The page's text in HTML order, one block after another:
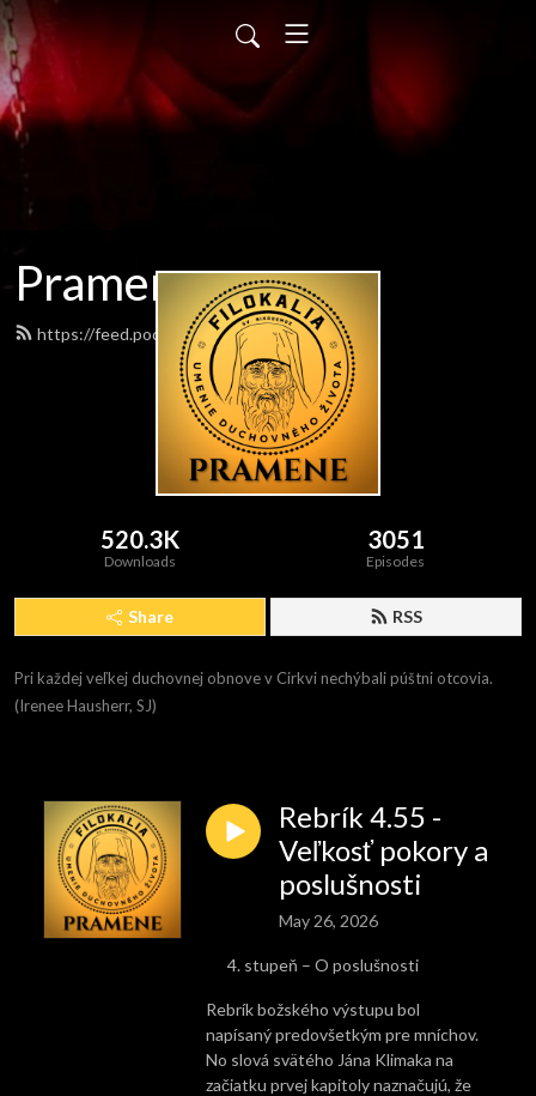
Pramene
https://feed.podbean.com/pramene/feed.xml
520.3K
Downloads
3051
Episodes
Share RSS
Pri každej veľkej duchovnej obnove v Cirkvi nechýbali púštni otcovia.
(Irenee Hausherr, SJ)
Rebrík 4.55 -
Veľkosť pokory a
poslušnosti
May 26, 2026
stupeň – O poslušnosti
Rebrík božského výstupu bol
napísaný predovšetkým pre mníchov.
No slová svätého Jána Klimaka na
začiatku prvej kapitoly naznačujú, že